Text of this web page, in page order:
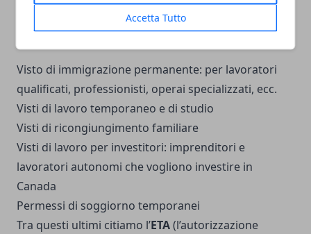
Accetta Tutto
Programmi di immigrazione e visti tra cui:
Visto di immigrazione permanente: per lavoratori
qualificati, professionisti, operai specializzati, ecc.
Visti di lavoro temporaneo e di studio
Visti di ricongiungimento familiare
Visti di lavoro per investitori: imprenditori e
lavoratori autonomi che vogliono investire in
Canada
Permessi di soggiorno temporanei
Tra questi ultimi citiamo l’ETA(l’autorizzazione